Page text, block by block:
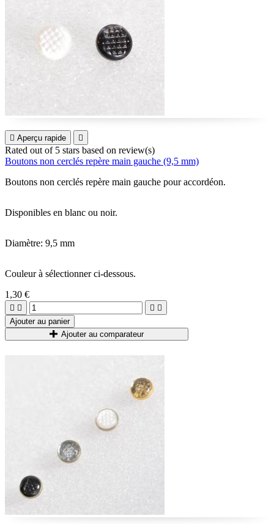
 Aperçu rapide 
Rated out of 5 stars based on review(s)
Boutons non cerclés repère main gauche (9,5 mm)
Boutons non cerclés repère main gauche pour accordéon.
Disponibles en blanc ou noir.
Diamètre: 9,5 mm
Couleur à sélectionner ci-dessous.
1,30 €
   
Ajouter au panier
Ajouter au comparateur